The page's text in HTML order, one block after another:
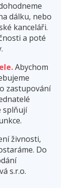
dálku, nebo
kanceláři.
a poté
Abychom
zastupování
splňují
živnosti,
Do
s.r.o.